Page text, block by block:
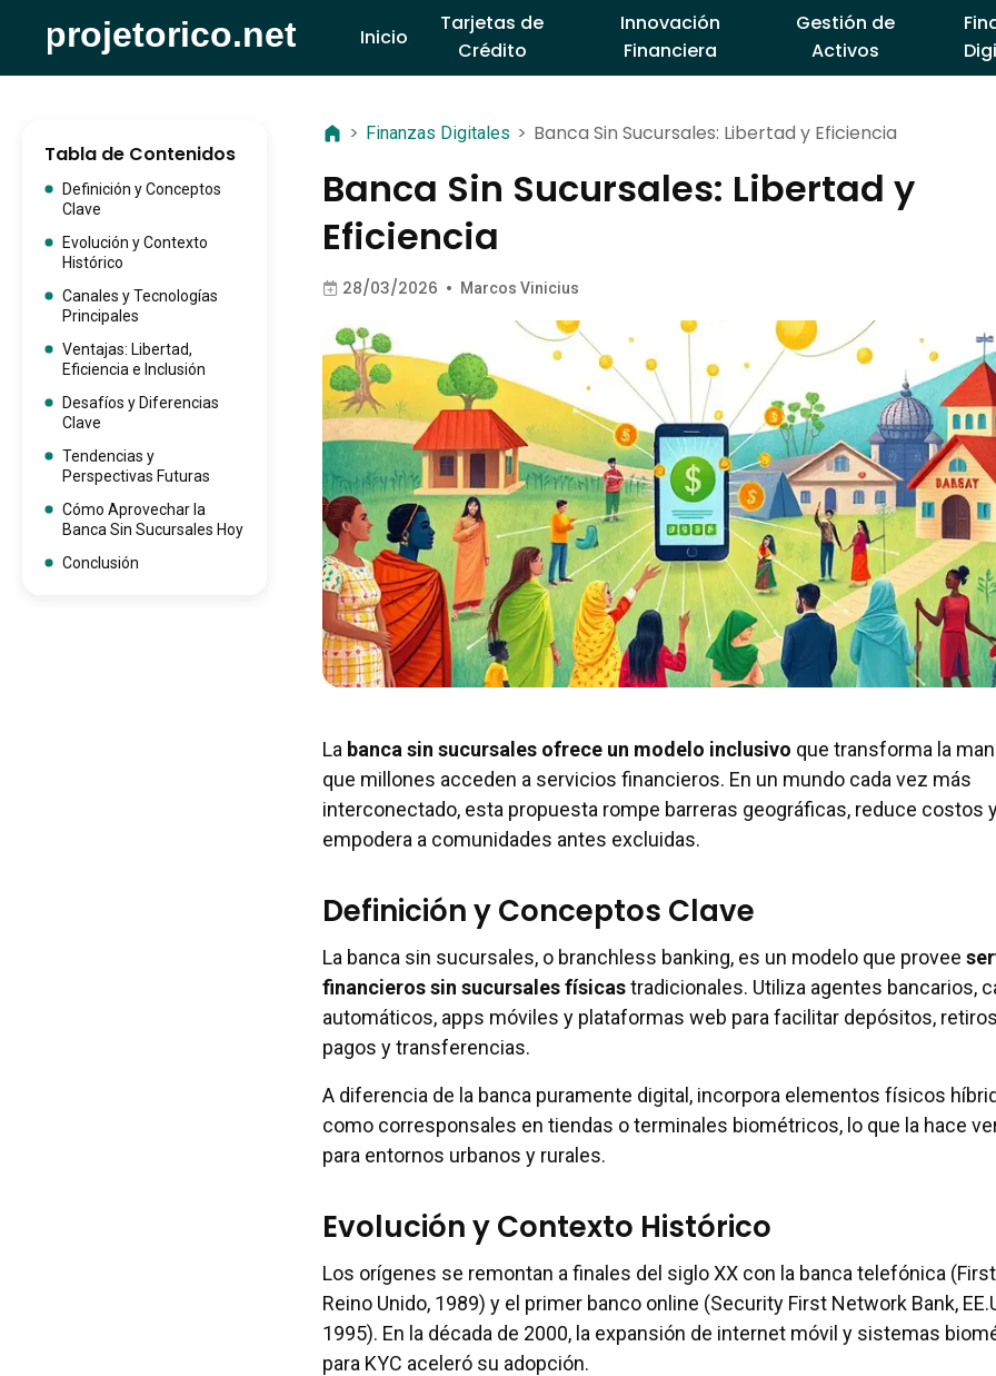
Inicio
Tarjetas de
Crédito
Innovación
Financiera
Gestión de
Activos
Tabla de Contenidos
Definición y Conceptos
Clave
Evolución y Contexto
Histórico
Canales y Tecnologías
Principales
Ventajas: Libertad,
Eficiencia e Inclusión
Desafíos y Diferencias
Clave
Tendencias y
Perspectivas Futuras
Cómo Aprovechar la
Banca Sin Sucursales Hoy
Conclusión
> Finanzas Digitales > Banca Sin Sucursales: Libertad y Eficiencia
Banca Sin Sucursales: Libertad y
Eficiencia
28/03/2026 • Marcos Vinicius
La banca sin sucursales ofrece un modelo inclusivo que transforma la
que millones acceden a servicios financieros. En un mundo cada vez más
interconectado, esta propuesta rompe barreras geográficas, reduce costos
empodera a comunidades antes excluidas.
Definición y Conceptos Clave
La banca sin sucursales, o branchless banking, es un modelo que provee
financieros sin sucursales físicastradicionales. Utiliza agentes bancarios,
automáticos, apps móviles y plataformas web para facilitar depósitos,
pagos y transferencias.
A diferencia de la banca puramente digital, incorpora elementos físicos
como corresponsales en tiendas o terminales biométricos, lo que la hace
para entornos urbanos y rurales.
Evolución y Contexto Histórico
Los orígenes se remontan a finales del siglo XX con la banca telefónica
Reino Unido, 1989) y el primer banco online (Security First Network Bank,
1995). En la década de 2000, la expansión de internet móvil y sistemas
para KYC aceleró su adopción.